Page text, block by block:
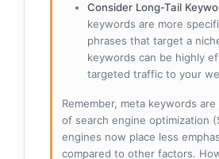
Consider Long-Tail
keywords are more
phrases that target a
keywords can be highly
targeted traffic to your
Remember, meta keywords
of search engine optimization
engines now place less
compared to other factors.